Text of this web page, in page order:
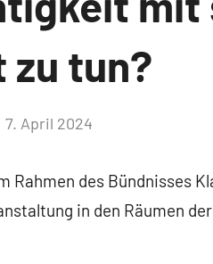
zu tun?
7. April 2024
Rahmen des Bündnisses
in den Räumen